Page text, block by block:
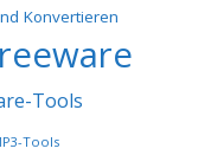
Konvertieren
Tools
Tools